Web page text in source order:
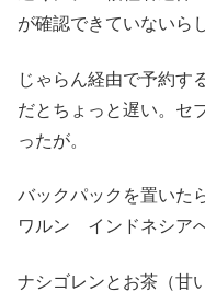
が確認できていないら
じゃらん経由で予約す
だとちょっと遅い。セ
ったが。
バックパックを置いた
ワルン インドネシアへ
ナシゴレンとお茶（甘